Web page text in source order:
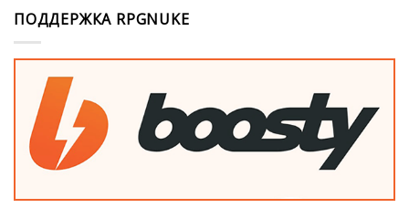
ПОДДЕРЖКА RPGNUKE